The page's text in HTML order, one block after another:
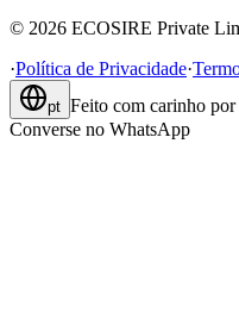
© 2026 ECOSIRE Private
·Política de Privacidade·
pt Feito com carinho por
Converse no WhatsApp